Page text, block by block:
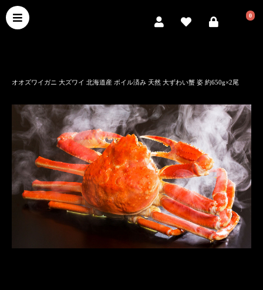
0
オオズワイガニ 大ズワイ 北海道産 ボイル済み 天然 大ずわい蟹 姿 約650g×2尾